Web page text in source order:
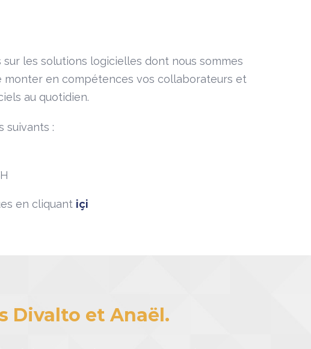
les solutions logicielles dont nous sommes
en compétences vos collaborateurs et
au quotidien.
suivants :
en cliquant içi
Divalto et Anaël.